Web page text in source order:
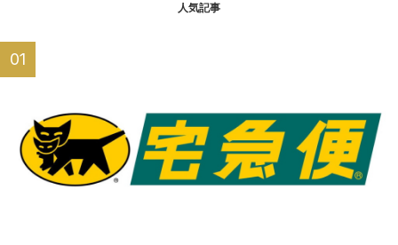
人気記事